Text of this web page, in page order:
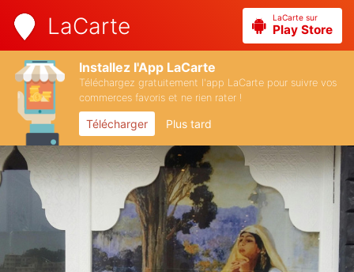
LaCarte LaCarte sur
Play Store
Installez l'App LaCarte
Téléchargez gratuitement l'app LaCarte pour suivre vos
commerces favoris et ne rien rater !
Télécharger Plus tard